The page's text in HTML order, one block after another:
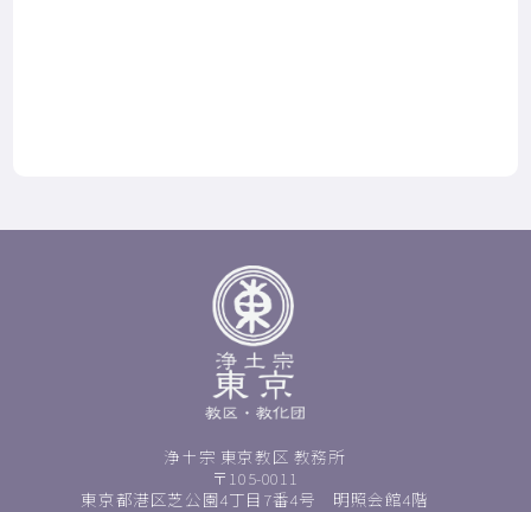
浄土宗 東京教区 教務所
〒105-0011
東京都港区芝公園4丁目7番4号 明照会館4階